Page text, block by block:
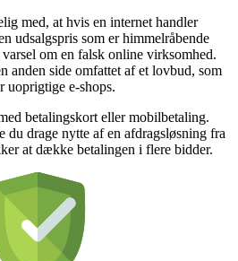
med, at hvis en internet handler
udsalgspris som er himmelråbende
om en falsk online virksomhed.
anden side omfattet af et lovbud, som
uoprigtige e-shops.
betalingskort eller mobilbetaling.
du drage nytte af en afdragsløsning fra
at dække betalingen i flere bidder.